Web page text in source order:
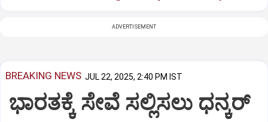
ADVERTISEMENT
BREAKING NEWS JUL 22, 2025, 2:40 PM IST
ಭಾರತಕ್ಕೆ ಸೇವೆ ಸಲ್ಲಿಸಲು ಧನ್ಕರ್‌